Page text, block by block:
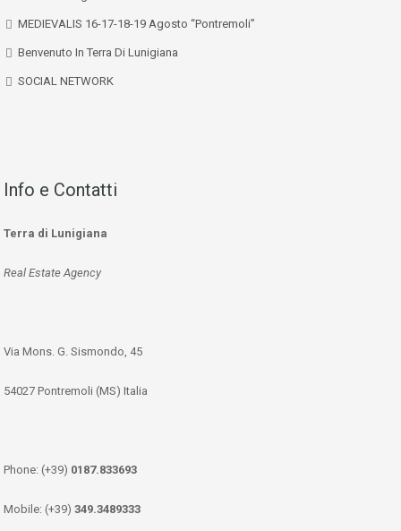
MEDIEVALIS 16-17-18-19 Agosto “Pontremoli”
Benvenuto In Terra Di Lunigiana
SOCIAL NETWORK
Info e Contatti
Terra di Lunigiana
Real Estate Agency
Via Mons. G. Sismondo, 45
54027 Pontremoli (MS) Italia
Phone: (+39) 0187.833693
Mobile: (+39) 349.3489333